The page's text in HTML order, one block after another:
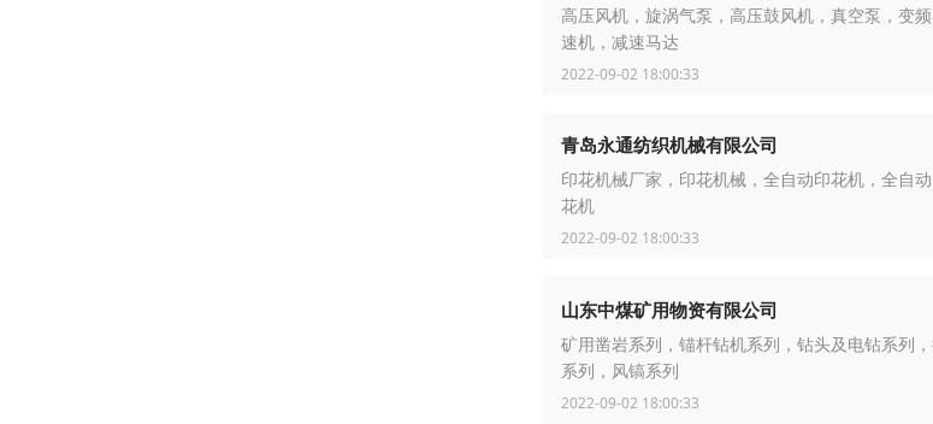
高压风机，旋涡气泵，高压鼓风机，真空泵，变
速机，减速马达
2022-09-02 18:00:33
青岛永通纺织机械有限公司
印花机械厂家，印花机械，全自动印花机，全自
花机
2022-09-02 18:00:33
山东中煤矿用物资有限公司
矿用凿岩系列，锚杆钻机系列，钻头及电钻系列
系列，风镐系列
2022-09-02 18:00:33